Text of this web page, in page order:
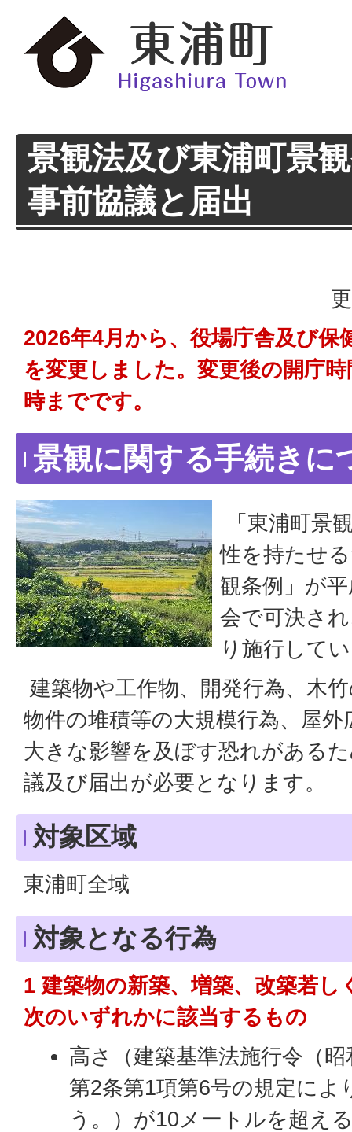
景観法及び東浦町景
事前協議と届出
2026年4月から、役場庁舎及び保
を変更しました。変更後の開庁
時までです。
景観に関する手続きに
「東浦町景
性を持たせ
観条例」が
会で可決さ
り施行して
建築物や工作物、開発行為、木
物件の堆積等の大規模行為、屋
大きな影響を及ぼす恐れがある
議及び届出が必要となります。
対象区域
東浦町全域
対象となる行為
1 建築物の新築、増築、改築若
次のいずれかに該当するもの
高さ（建築基準法施行令（
第2条第1項第6号の規定によ
う。）が10メートルを超え